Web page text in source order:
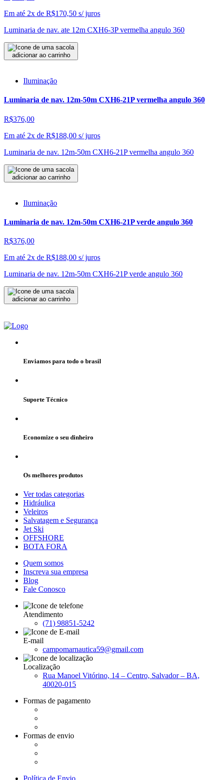
Em até 2x de R$170,50 s/ juros
Luminaria de nav. ate 12m CXH6-3P vermelha angulo 360
adicionar ao carrinho
Iluminação
Luminaria de nav. 12m-50m CXH6-21P vermelha angulo 360
R$376,00
Em até 2x de R$188,00 s/ juros
Luminaria de nav. 12m-50m CXH6-21P vermelha angulo 360
adicionar ao carrinho
Iluminação
Luminaria de nav. 12m-50m CXH6-21P verde angulo 360
R$376,00
Em até 2x de R$188,00 s/ juros
Luminaria de nav. 12m-50m CXH6-21P verde angulo 360
adicionar ao carrinho
Enviamos para todo o brasil
Suporte Técnico
Economize o seu dinheiro
Os melhores produtos
Ver todas categorias
Hidráulica
Veleiros
Salvatagem e Segurança
Jet Ski
OFFSHORE
BOTA FORA
Quem somos
Inscreva sua empresa
Blog
Fale Conosco
Atendimento
(71) 98851-5242
E-mail
campomarnautica59@gmail.com
Localização
Rua Manoel Vitórino, 14 – Centro, Salvador – BA,
40020-015
Formas de pagamento
Formas de envio